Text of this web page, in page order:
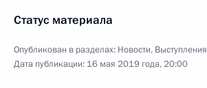
Статус материала
Опубликован в разделах: Новости,
Дата публикации: 16 мая 2019 года, 20:00